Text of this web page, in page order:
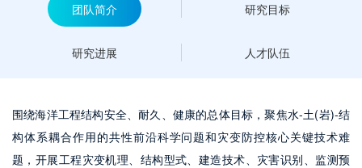
团队简介 研究目标
研究进展 人才队伍
围绕海洋工程结构安全、耐久、健康的总体目标，聚焦水-土(岩)-结
构体系耦合作用的共性前沿科学问题和灾变防控核心关键技术难
题，开展工程灾变机理、结构型式、建造技术、灾害识别、监测预